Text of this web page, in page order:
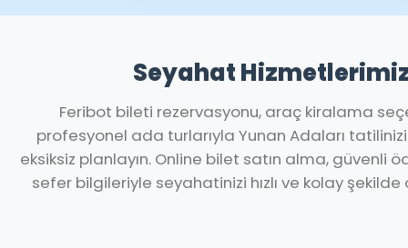
Seyahat
Feribot bileti rezervasyonu, araç kiralama
profesyonel ada turlarıyla Yunan Adaları
eksiksiz planlayın. Online bilet satın alma, güvenli
sefer bilgileriyle seyahatinizi hızlı ve kolay